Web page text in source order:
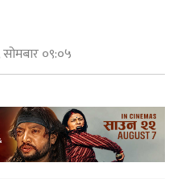
सोमबार ०९:०५